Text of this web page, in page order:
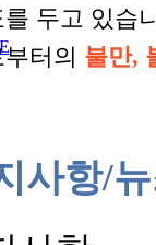
를 두고 있
터의 불만,
사항/